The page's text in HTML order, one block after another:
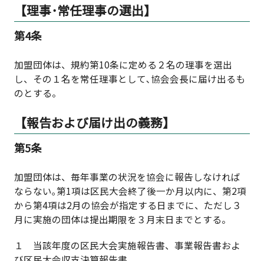
【理事･常任理事の選出】
第4条
加盟団体は、規約第10条に定める２名の理事を選出
し、その１名を常任理事として､協会会長に届け出るも
のとする。
【報告および届け出の義務】
第5条
加盟団体は、毎年事業の状況を協会に報告しなければ
ならない｡第1項は区民大会終了後一か月以内に、第2項
から第4項は2月の協会が指定する日までに、ただし３
月に実施の団体は提出期限を３月末日までとする。
１ 当該年度の区民大会実施報告書、事業報告書およ